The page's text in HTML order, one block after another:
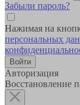
Забыли пароль?
Нажимая на
персональных
Авторизация
Восстановление